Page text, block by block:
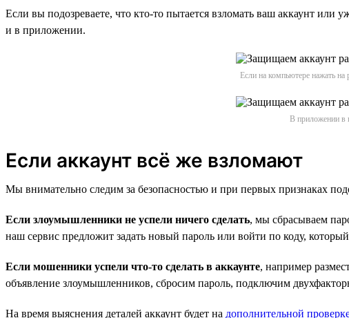
Если вы подозреваете, что кто-то пытается взломать ваш аккаунт
и в приложении.
Если на компьютере нажать
В приложении в
Если аккаунт всё же взломают
Мы внимательно следим за безопасностью и при первых признаках
Если злоумышленники не успели ничего сделать, мы сбрасываем
наш сервис предложит задать новый пароль или войти по коду,
Если мошенники успели что-то сделать в аккаунте, например
объявление злоумышленников, сбросим пароль, подключим
На время выяснения деталей аккаунт будет на дополнительной